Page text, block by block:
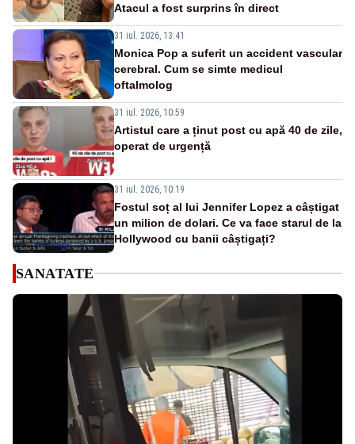
Atacul a fost surprins în direct
31 iul. 2026, 13:41
Monica Pop a suferit un accident vascular
cerebral. Cum se simte medicul
oftalmolog
31 iul. 2026, 10:59
Artistul care a ținut post cu apă 40 de zile,
operat de urgență
31 iul. 2026, 10:19
Fostul soț al lui Jennifer Lopez a câștigat
un milion de dolari. Ce va face starul de la
Hollywood cu banii câștigați?
SANATATE